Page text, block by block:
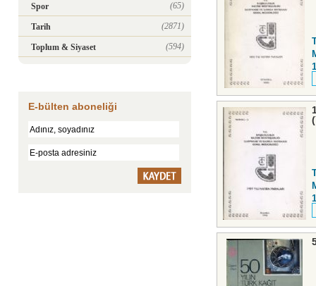
Spor (65)
Tarih (2871)
Toplum & Siyaset (594)
E-bülten aboneliği